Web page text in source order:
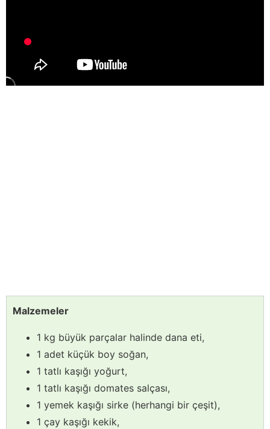
Malzemeler
1 kg büyük parçalar halinde dana eti,
1 adet küçük boy soğan,
1 tatlı kaşığı yoğurt,
1 tatlı kaşığı domates salçası,
1 yemek kaşığı sirke (herhangi bir çeşit),
1 çay kaşığı kekik,